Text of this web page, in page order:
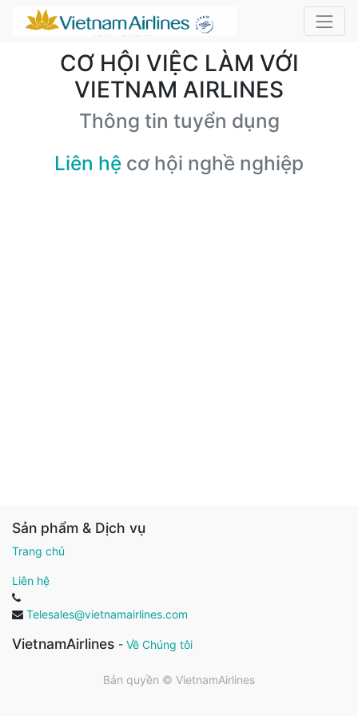
CƠ HỘI VIỆC LÀM VỚI
VIETNAM AIRLINES
Thông tin tuyển dụng
Liên hệ cơ hội nghề nghiệp
Sản phẩm & Dịch vụ
Trang chủ
Liên hệ
Telesales@vietnamairlines.com
VietnamAirlines - Về Chúng tôi
Bản quyền © VietnamAirlines